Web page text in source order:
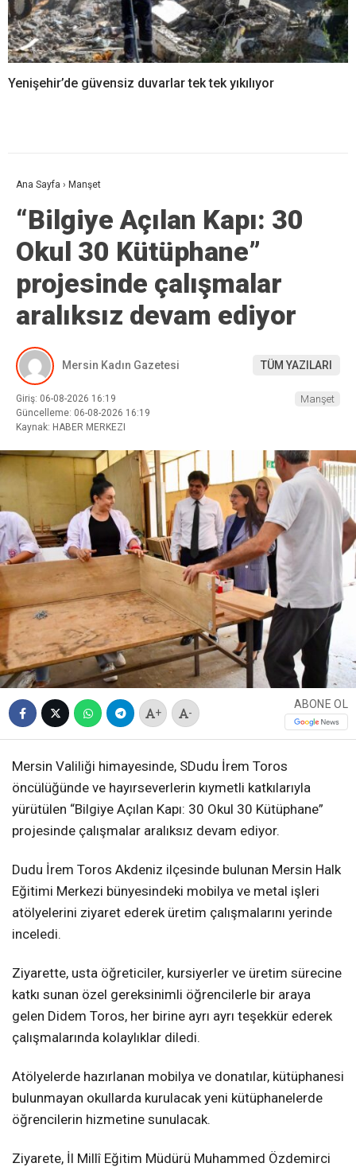
Yenişehir’de güvensiz duvarlar tek tek yıkılıyor
Ana Sayfa › Manşet
“Bilgiye Açılan Kapı: 30
Okul 30 Kütüphane”
projesinde çalışmalar
aralıksız devam ediyor
Mersin Kadın Gazetesi TÜM YAZILARI
Giriş: 06-08-2026 16:19
Güncelleme: 06-08-2026 16:19
Kaynak: HABER MERKEZI
Manşet
+ -
ABONE OL
Mersin Valiliği himayesinde, SDudu İrem Toros
öncülüğünde ve hayırseverlerin kıymetli katkılarıyla
yürütülen “Bilgiye Açılan Kapı: 30 Okul 30 Kütüphane”
projesinde çalışmalar aralıksız devam ediyor.
Dudu İrem Toros Akdeniz ilçesinde bulunan Mersin Halk
Eğitimi Merkezi bünyesindeki mobilya ve metal işleri
atölyelerini ziyaret ederek üretim çalışmalarını yerinde
inceledi.
Ziyarette, usta öğreticiler, kursiyerler ve üretim sürecine
katkı sunan özel gereksinimli öğrencilerle bir araya
gelen Didem Toros, her birine ayrı ayrı teşekkür ederek
çalışmalarında kolaylıklar diledi.
Atölyelerde hazırlanan mobilya ve donatılar, kütüphanesi
bulunmayan okullarda kurulacak yeni kütüphanelerde
öğrencilerin hizmetine sunulacak.
Ziyarete, İl Millî Eğitim Müdürü Muhammed Özdemirci